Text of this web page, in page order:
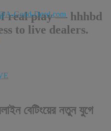
Good-Deed.com
real play — hhhbd
to live dealers.
বেটিংয়ের নতুন যুগে